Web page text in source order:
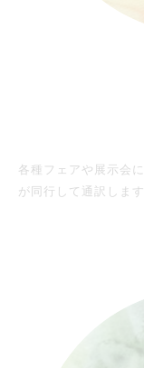
各種フェアや展示会
が同行して通訳します